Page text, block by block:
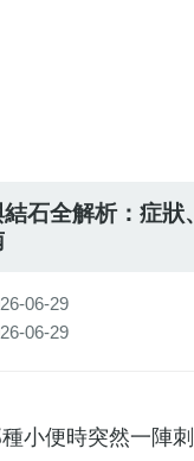
石全解析：症狀
06-29
06-29
小便時突然一陣